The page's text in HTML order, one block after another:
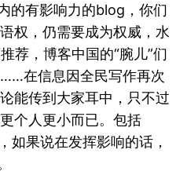
的有影响力的blog，你们
权，仍需要成为权威，水
荐，博客中国的“腕儿”们
在信息因全民写作再次
能传到大家耳中，只不过
个人更小而已。包括
如果说在发挥影响的话，